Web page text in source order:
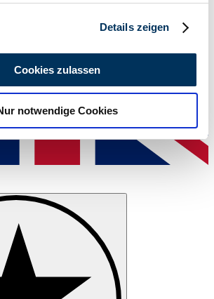
geben wir Informationen zu Ihrer
Website an unsere Partner für
und Analysen weiter. Unsere
Informationen möglicherweise mit
die Sie ihnen bereitgestellt
im Rahmen Ihrer Nutzung der Dienste
Datenschutzerklärung
Details zeigen
Cookies zulassen
notwendige Cookies